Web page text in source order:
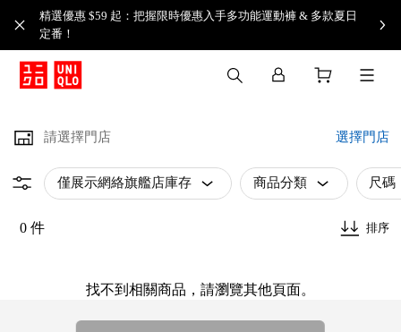
精選優惠 $59 起：把握限時優惠入手多功能運動褲 & 多款夏日
定番！​
請選擇門店 選擇門店
僅展示網絡旗艦店庫存 商品分類 尺碼
0 件 排序
找不到相關商品，請瀏覽其他頁面。